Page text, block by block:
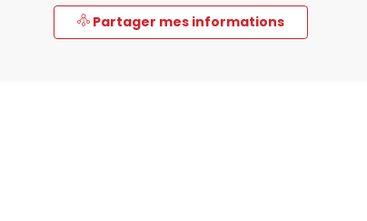
Partager mes informations